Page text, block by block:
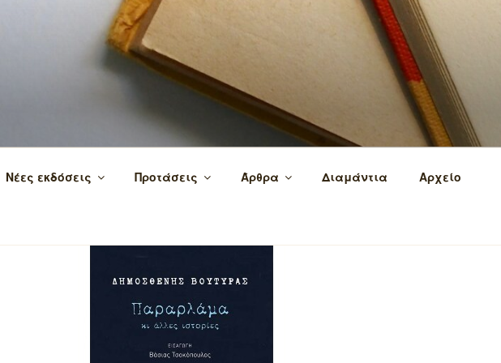
τα βιβλία και τη γνώση!
Νέες εκδόσεις Προτάσεις Άρθρα Διαμάντια Αρχείο